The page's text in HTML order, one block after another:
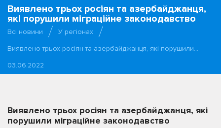
Виявлено трьох росіян та азербайджанця,
які порушили міграційне законодавство
Всі новини
У регіонах
Виявлено трьох росіян та азербайджанця, які порушили…
03.06.2022
Виявлено трьох росіян та азербайджанця, які
порушили міграційне законодавство